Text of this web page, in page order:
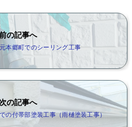
の記事へ
本郷町でのシーリング工事
の記事へ
の付帯部塗装工事（雨樋塗装工事）